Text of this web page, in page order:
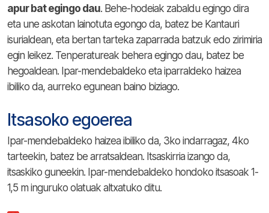
apur bat egingo dau. Behe-hodeiak zabaldu egingo dira
eta une askotan lainotuta egongo da, batez be Kantauri
isurialdean, eta bertan tarteka zaparrada batzuk edo zirimiria
egin leikez. Tenperatureak behera egingo dau, batez be
hegoaldean. Ipar-mendebaldeko eta iparraldeko haizea
ibiliko da, aurreko egunean baino biziago.
Itsasoko egoerea
Ipar-mendebaldeko haizea ibiliko da, 3ko indarragaz, 4ko
tarteekin, batez be arratsaldean. Itsaskirria izango da,
itsaskiko guneekin. Ipar-mendebaldeko hondoko itsasoak 1-
1,5 m inguruko olatuak altxatuko ditu.